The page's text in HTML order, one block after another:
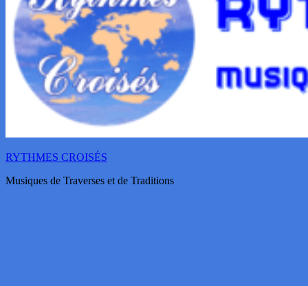
RYTHMES CROISÉS
Musiques de Traverses et de Traditions